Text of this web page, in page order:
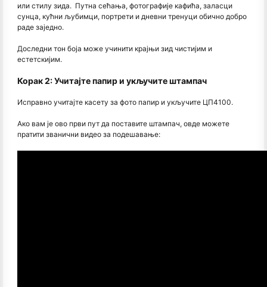
или стилу зида. Путна сећања, фотографије кафића, заласци
сунца, кућни љубимци, портрети и дневни тренуци обично добро
раде заједно.
Доследни тон боја може учинити крајњи зид чистијим и
естетскијим.
Корак 2: Учитајте папир и укључите штампач
Исправно учитајте касету за фото папир и укључите ЦП4100.
Ако вам је ово први пут да поставите штампач, овде можете
пратити званични видео за подешавање: